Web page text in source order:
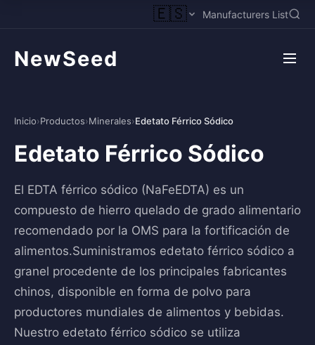
🇪🇸 Manufacturers List
NewSeed
Inicio›Productos›Minerales›Edetato Férrico Sódico
Edetato Férrico Sódico
El EDTA férrico sódico (NaFeEDTA) es un
compuesto de hierro quelado de grado alimentario
recomendado por la OMS para la fortificación de
alimentos.Suministramos edetato férrico sódico a
granel procedente de los principales fabricantes
chinos, disponible en forma de polvo para
productores mundiales de alimentos y bebidas.
Nuestro edetato férrico sódico se utiliza